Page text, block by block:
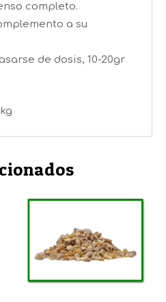
completo.
a su
de dosis, 10-20gr